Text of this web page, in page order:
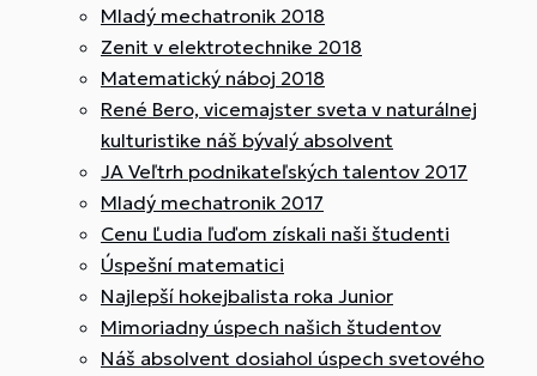
Mladý mechatronik 2018
Zenit v elektrotechnike 2018
Matematický náboj 2018
René Bero, vicemajster sveta v naturálnej
kulturistike náš bývalý absolvent
JA Veľtrh podnikateľských talentov 2017
Mladý mechatronik 2017
Cenu Ľudia ľuďom získali naši študenti
Úspešní matematici
Najlepší hokejbalista roka Junior
Mimoriadny úspech našich študentov
Náš absolvent dosiahol úspech svetového